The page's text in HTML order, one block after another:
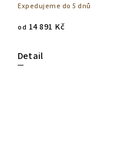
Expedujeme do 5 dnů
od 14 891 Kč
Detail